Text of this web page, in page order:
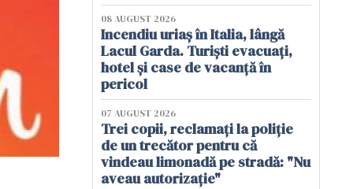
08 AUGUST 2026
Incendiu uriaș în Italia, lângă
Lacul Garda. Turiști evacuați,
hotel și case de vacanță în
pericol
07 AUGUST 2026
Trei copii, reclamați la poliție
de un trecător pentru că
vindeau limonadă pe stradă: "Nu
aveau autorizație"